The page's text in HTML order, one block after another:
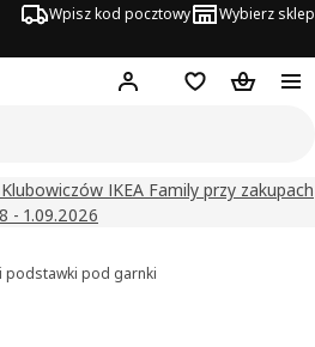
Wpisz kod pocztowy Wybierz sklep
Hej! Zaloguj się
Lista zakupowa
Koszyk
IKEA Family przy zakupach
- 1.09.2026
podstawki pod garnki